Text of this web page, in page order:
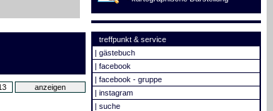
treffpunkt & service
| gästebuch
| facebook
| facebook - gruppe
| instagram
| suche